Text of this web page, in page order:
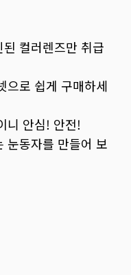
컬러렌즈만 취급
으로 쉽게 구매하세
니 안심! 안전!
눈동자를 만들어 보